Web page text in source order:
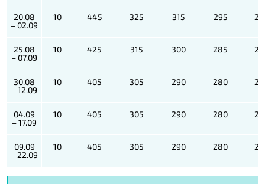
20.08
– 02.09
10 445 325 315 295
25.08
– 07.09
10 425 315 300 285
30.08
– 12.09
10 405 305 290 280
04.09
– 17.09
10 405 305 290 280
09.09
– 22.09
10 405 305 290 280